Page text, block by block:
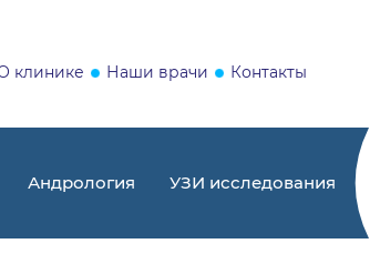
клинике Наши врачи Контакты
Андрология УЗИ исследования